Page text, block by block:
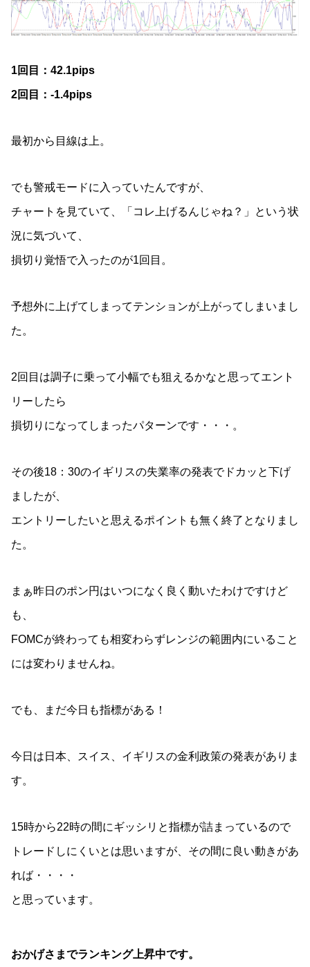
1回目：42.1pips
2回目：-1.4pips
最初から目線は上。
でも警戒モードに入っていたんですが、
チャートを見ていて、「コレ上げるんじゃね？」という状
況に気づいて、
損切り覚悟で入ったのが1回目。
予想外に上げてしまってテンションが上がってしまいまし
た。
2回目は調子に乗って小幅でも狙えるかなと思ってエント
リーしたら
損切りになってしまったパターンです・・・。
その後18：30のイギリスの失業率の発表でドカッと下げ
ましたが、
エントリーしたいと思えるポイントも無く終了となりまし
た。
まぁ昨日のポン円はいつになく良く動いたわけですけど
も、
FOMCが終わっても相変わらずレンジの範囲内にいること
には変わりませんね。
でも、まだ今日も指標がある！
今日は日本、スイス、イギリスの金利政策の発表がありま
す。
15時から22時の間にギッシリと指標が詰まっているので
トレードしにくいとは思いますが、その間に良い動きがあ
れば・・・・
と思っています。
おかげさまでランキング上昇中です。